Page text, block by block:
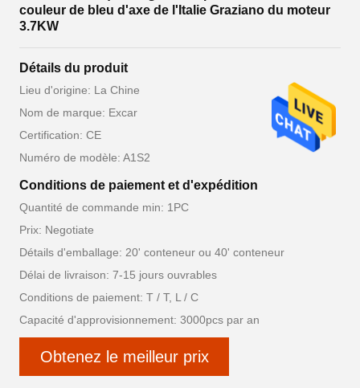
couleur de bleu d'axe de l'Italie Graziano du moteur
3.7KW
Détails du produit
Lieu d'origine: La Chine
Nom de marque: Excar
Certification: CE
Numéro de modèle: A1S2
Conditions de paiement et d'expédition
Quantité de commande min: 1PC
Prix: Negotiate
Détails d'emballage: 20' conteneur ou 40' conteneur
Délai de livraison: 7-15 jours ouvrables
Conditions de paiement: T / T, L / C
Capacité d'approvisionnement: 3000pcs par an
Obtenez le meilleur prix